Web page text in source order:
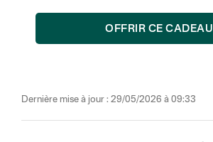
OFFRIR CE CADEAU
Dernière mise à jour : 29/05/2026 à 09:33